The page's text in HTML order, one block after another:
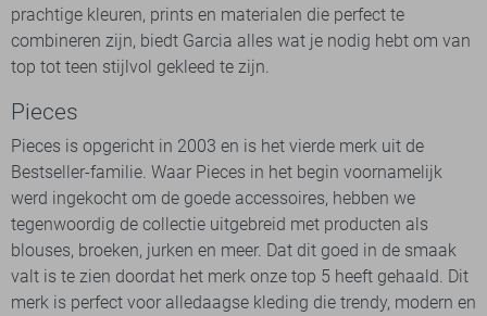
prachtige kleuren, prints en materialen die perfect te
combineren zijn, biedt Garcia alles wat je nodig hebt om van
top tot teen stijlvol gekleed te zijn.
Pieces
Pieces is opgericht in 2003 en is het vierde merk uit de
Bestseller-familie. Waar Pieces in het begin voornamelijk
werd ingekocht om de goede accessoires, hebben we
tegenwoordig de collectie uitgebreid met producten als
blouses, broeken, jurken en meer. Dat dit goed in de smaak
valt is te zien doordat het merk onze top 5 heeft gehaald. Dit
merk is perfect voor alledaagse kleding die trendy, modern en